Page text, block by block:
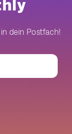
dein Postfach!